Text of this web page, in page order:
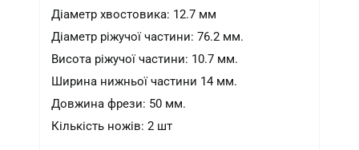
Діаметр хвостовика: 12.7 мм
Діаметр ріжучої частини: 76.2 мм.
Висота ріжучої частини: 10.7 мм.
Ширина нижньої частини 14 мм.
Довжина фрези: 50 мм.
Кількість ножів: 2 шт